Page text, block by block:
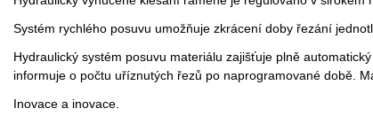
Systém rychlého posuvu umožňuje zkrácení doby řezání
Hydraulický systém posuvu materiálu zajišťuje plně
informuje o počtu uříznutých řezů po naprogramované době.
Inovace a inovace.